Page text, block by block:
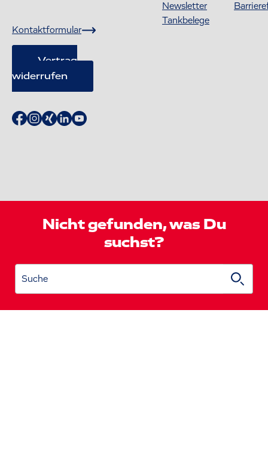
Kontaktformular
Vertrag
widerrufen
Newsletter
Tankbelege
Nicht gefunden, was Du
suchst?
Suche